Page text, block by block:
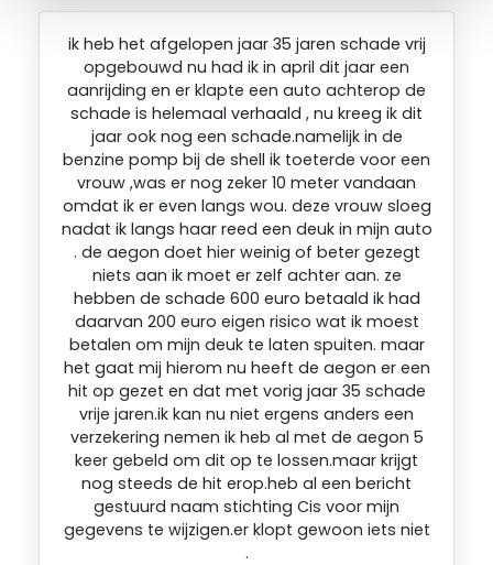
ik heb het afgelopen jaar 35 jaren schade vrij
opgebouwd nu had ik in april dit jaar een
aanrijding en er klapte een auto achterop de
schade is helemaal verhaald , nu kreeg ik dit
jaar ook nog een schade.namelijk in de
benzine pomp bij de shell ik toeterde voor een
vrouw ,was er nog zeker 10 meter vandaan
omdat ik er even langs wou. deze vrouw sloeg
nadat ik langs haar reed een deuk in mijn auto
. de aegon doet hier weinig of beter gezegt
niets aan ik moet er zelf achter aan. ze
hebben de schade 600 euro betaald ik had
daarvan 200 euro eigen risico wat ik moest
betalen om mijn deuk te laten spuiten. maar
het gaat mij hierom nu heeft de aegon er een
hit op gezet en dat met vorig jaar 35 schade
vrije jaren.ik kan nu niet ergens anders een
verzekering nemen ik heb al met de aegon 5
keer gebeld om dit op te lossen.maar krijgt
nog steeds de hit erop.heb al een bericht
gestuurd naam stichting Cis voor mijn
gegevens te wijzigen.er klopt gewoon iets niet
.